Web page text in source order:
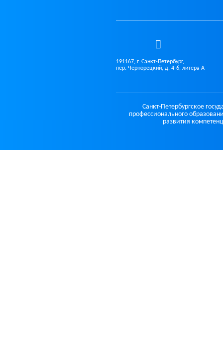
191167, г. Санкт-Петербург,
пер. Чернорецкий, д. 4-6, литера А
Санкт-Петербургское
профессионального
развития